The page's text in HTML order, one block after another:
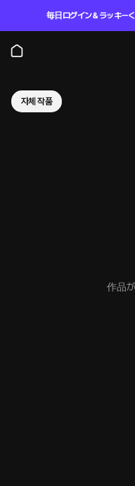
毎日ログイン＆ラッキー
자체 작품
作品